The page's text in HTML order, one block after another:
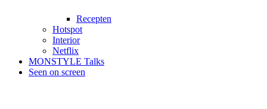
Recepten
Hotspot
Interior
Netflix
MONSTYLE Talks
Seen on screen